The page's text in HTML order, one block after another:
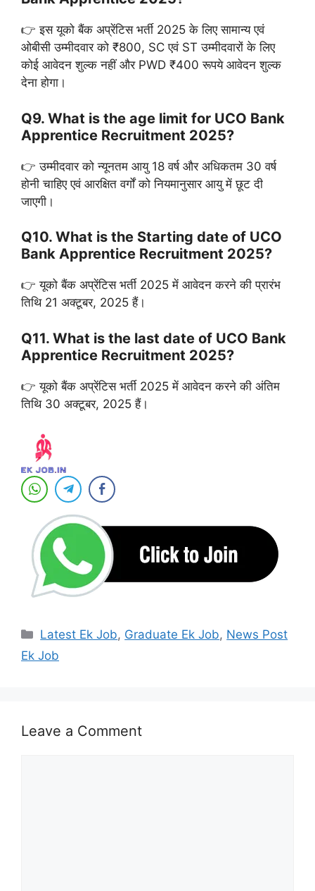
👉 इस यूको बैंक अप्रेंटिस भर्ती 2025 के लिए सामान्य एवं
ओबीसी उम्मीदवार को ₹800, SC एवं ST उम्मीदवारों के लिए
कोई आवेदन शुल्क नहीं और PWD ₹400 रूपये आवेदन शुल्क
देना होगा।
Q9. What is the age limit for UCO Bank
Apprentice Recruitment 2025?
👉 उम्मीदवार को न्यूनतम आयु 18 वर्ष और अधिकतम 30 वर्ष
होनी चाहिए एवं आरक्षित वर्गों को नियमानुसार आयु में छूट दी
जाएगी।
Q10. What is the Starting date of UCO
Bank Apprentice Recruitment 2025?
👉 यूको बैंक अप्रेंटिस भर्ती 2025 में आवेदन करने की प्रारंभ
तिथि 21 अक्टूबर, 2025 हैं।
Q11. What is the last date of UCO Bank
Apprentice Recruitment 2025?
👉 यूको बैंक अप्रेंटिस भर्ती 2025 में आवेदन करने की अंतिम
तिथि 30 अक्टूबर, 2025 हैं।
Categories
Latest Ek Job, Graduate Ek Job, News Post
Ek Job
Leave a Comment